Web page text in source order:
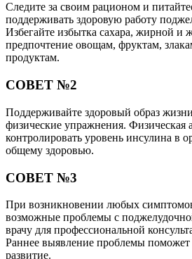
Следите за своим рационом и
поддерживать здоровую работу
Избегайте избытка сахара, жирной и
предпочтение овощам, фруктам,
продуктам.
СОВЕТ №2
Поддерживайте здоровый образ
физические упражнения. Физическая
контролировать уровень инсулина в
общему здоровью.
СОВЕТ №3
При возникновении любых
возможные проблемы с
врачу для профессиональной
Раннее выявление проблемы поможет
развитие.